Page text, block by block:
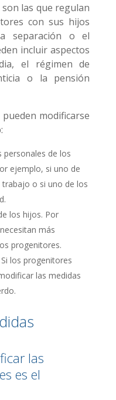
las que regulan
con sus hijos
separación o el
incluir aspectos
el régimen de
o la pensión
modificarse
personales de los
ejemplo, si uno de
o si uno de los
los hijos. Por
más
progenitores.
los progenitores
las medidas
las
es el